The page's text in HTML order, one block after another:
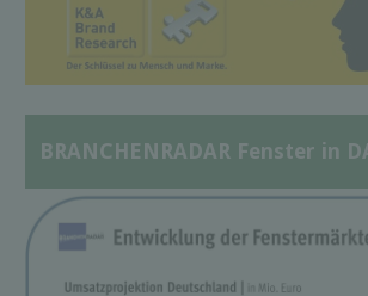
BRANCHENRADAR Fenster in